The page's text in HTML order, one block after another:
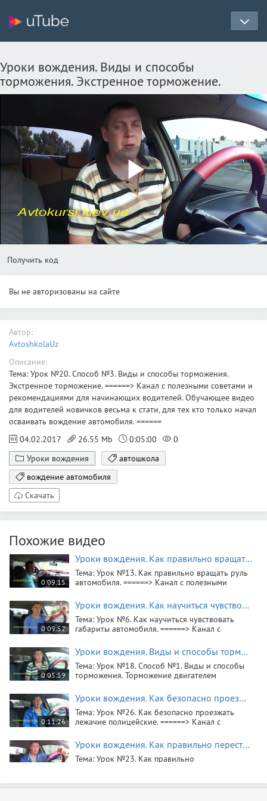
Уроки вождения. Виды и способы
торможения. Экстренное торможение.
Play
Video
Получить код
Вы не авторизованы на сайте
Автор:
AvtoshkolaUz
Описание:
Тема: Урок №20. Способ №3. Виды и способы торможения.
Экстренное торможение. ======> Канал с полезными советами и
рекомендациями для начинающих водителей. Обучающее видео
для водителей новичков весьма к стати, для тех кто только начал
осваивать вождение автомобиля. ======
04.02.2017
26.55 Mb 0:05:00
0
Уроки вождения
автошкола
вождение автомобиля
Скачать
Похожие видео
0:09:15
Уроки вождения. Как правильно вращать руль автомобиля.
Тема: Урок №13. Как правильно вращать руль
автомобиля. ======> Канал с полезными
водителей. Обучающее видео для водителей
новичков весьма к стати, для тех кто только
начал осваивать вождение автомобиля. ======
0:09:52
Уроки вождения. Как научиться чувствовать габариты автомобиля.
Тема: Урок №6. Как научиться чувствовать
габариты автомобиля. ======> Канал с
начинающих водителей. Обучающее видео
для водителей новичков весьма к стати, для
тех кто только начал осваивать вождение
автомобиля. ======
0:05:59
Уроки вождения. Виды и способы торможения. Торможение двигателем автомобиля.
Тема: Урок №18. Способ №1. Виды и способы
торможения. Торможение двигателем
советами и рекомендациями для начинающих
водителей. Обучающее видео для водителей
новичков весьма к стати, для тех кто только
начал осваивать вождение автомобиля. ======
0:11:26
Уроки вождения. Как безопасно проезжать лежачие полицейские.
Тема: Урок №26. Как безопасно проезжать
лежачие полицейские. ======> Канал с
начинающих водителей. Обучающее видео
для водителей новичков весьма к стати, для
тех кто только начал осваивать вождение
Уроки вождения. Как правильно перестраиваться.
Тема: Урок №23. Как правильно
водителей. Обучающее видео для водителейУроки вождения. Как правильно заводить автомобиль.